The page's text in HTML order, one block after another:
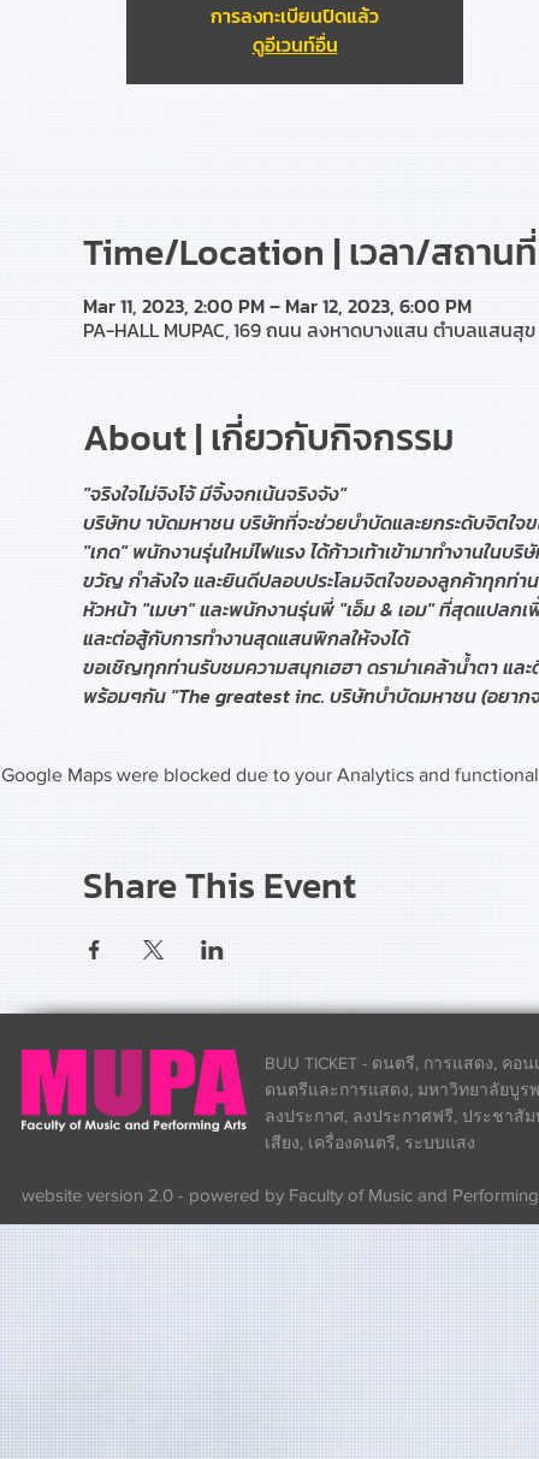
การลงทะเบียนปิดแล้ว
ดูอีเวนท์อื่น
Time/Location | เวลา/สถานที่
Mar 11, 2023, 2:00 PM – Mar 12, 2023, 6:00 PM
PA-HALL MUPAC, 169 ถนน ลงหาดบางแสน ตำบลแสนสุ
About | เกี่ยวกับกิจกรรม
"จริงใจไม่จิงโจ้ มีจิ้งจกเน้นจริงจัง"
บริษัทบ าบัดมหาชน บริษัทที่จะช่วยบำบัดและยกระดับจิตใจ
"เกด" พนักงานรุ่นใหม่ไฟแรง ได้ก้าวเท้าเข้ามาทำงานใน
ขวัญ กำลังใจ และยินดีปลอบประโลมจิตใจของลูกค้าทุกท่
หัวหน้า "เมษา" และพนักงานรุ่นพี่ "เอ็ม & เอม" ที่สุดแปลก
และต่อสู้กับการทำงานสุดแสนพิกลให้จงได้
ขอเชิญทุกท่านรับชมความสนุกเฮฮา ดราม่าเคล้าน้ำตา และ
พร้อมๆกัน "The greatest inc. บริษัทบำบัดมหาชน (อยาก
Google Maps were blocked due to your Analytics and
Share This Event
BUU TICKET - ดนตรี, การแสดง, คอ
ดนตรีและการแสดง, มหาวิทยาลัยบูร
ลงประกาศ, ลงประกาศฟรี, ประชาสั
เสียง, เครื่องดนตรี, ระบบแสง
website version 2.0 - powered by Faculty of Music and